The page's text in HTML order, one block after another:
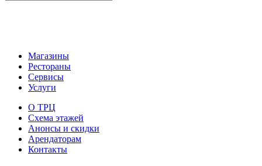
Магазины
Рестораны
Сервисы
Услуги
О ТРЦ
Схема этажей
Анонсы и скидки
Арендаторам
Контакты